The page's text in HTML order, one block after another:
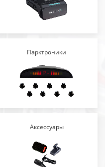
Парктроники
Аксессуары